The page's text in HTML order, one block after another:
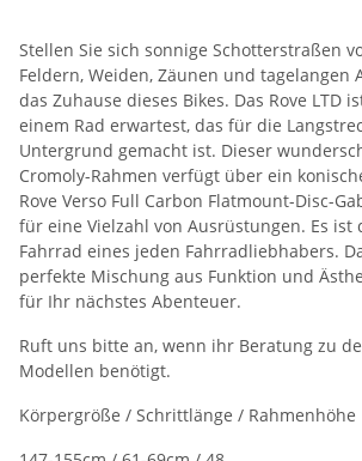
Stellen Sie sich sonnige Schotterstraßen
Feldern, Weiden, Zäunen und tagelangen
das Zuhause dieses Bikes. Das Rove LTD
einem Rad erwartest, das für die
Untergrund gemacht ist. Dieser
Cromoly-Rahmen verfügt über ein
Rove Verso Full Carbon Flatmount-Disc-
für eine Vielzahl von Ausrüstungen. Es ist
Fahrrad eines jeden Fahrradliebhabers.
perfekte Mischung aus Funktion und
für Ihr nächstes Abenteuer.
Ruft uns bitte an, wenn ihr Beratung zu
Modellen benötigt.
Körpergröße / Schrittlänge / Rahmenhöhe